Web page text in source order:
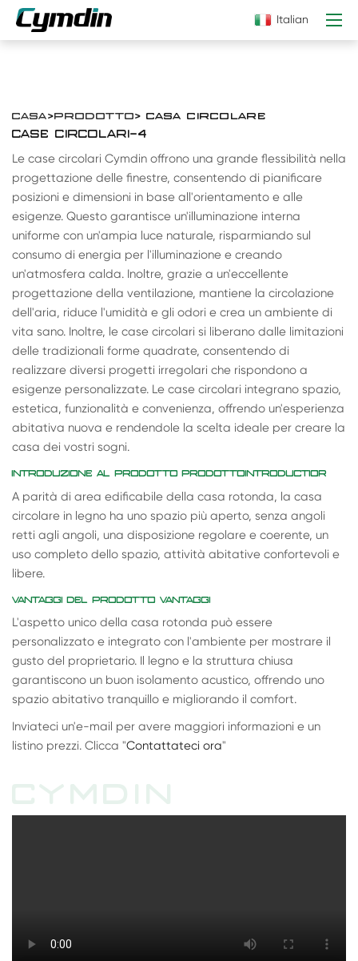
Italian
CASA>PRODOTTO> CASA CIRCOLARE
CASE CIRCOLARI-4
Le case circolari Cymdin offrono una grande flessibilità nella
progettazione delle finestre, consentendo di pianificare
posizioni e dimensioni in base all'orientamento e alle
esigenze. Questo garantisce un'illuminazione interna
uniforme con un'ampia luce naturale, risparmiando sul
consumo di energia per l'illuminazione e creando
un'atmosfera calda. Inoltre, grazie a un'eccellente
progettazione della ventilazione, mantiene la circolazione
dell'aria, riduce l'umidità e gli odori e crea un ambiente di
vita sano. Inoltre, le case circolari si liberano dalle limitazioni
delle tradizionali forme quadrate, consentendo di
realizzare diversi progetti irregolari che rispondono a
esigenze personalizzate. Le case circolari integrano spazio,
estetica, funzionalità e convenienza, offrendo un'esperienza
abitativa nuova e rendendole la scelta ideale per creare la
casa dei vostri sogni.
INTRODUZIONE AL PRODOTTO PRODOTTOINTRODUCTIOR
A parità di area edificabile della casa rotonda, la casa
circolare in legno ha uno spazio più aperto, senza angoli
retti agli angoli, una disposizione regolare e coerente, un
uso completo dello spazio, attività abitative confortevoli e
libere.
VANTAGGI DEL PRODOTTO VANTAGGI
L'aspetto unico della casa rotonda può essere
personalizzato e integrato con l'ambiente per mostrare il
gusto del proprietario. Il legno e la struttura chiusa
garantiscono un buon isolamento acustico, offrendo uno
spazio abitativo tranquillo e migliorando il comfort.
Inviateci un'e-mail per avere maggiori informazioni e un
listino prezzi. Clicca "Contattateci ora"
CYMDIN